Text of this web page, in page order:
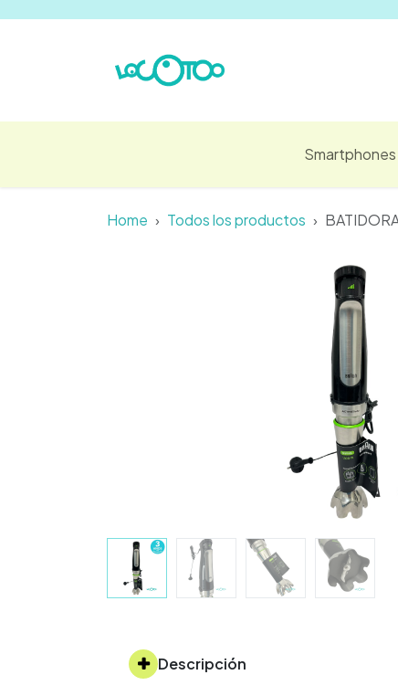
Smartphones
Home Todos los productos
Descripción